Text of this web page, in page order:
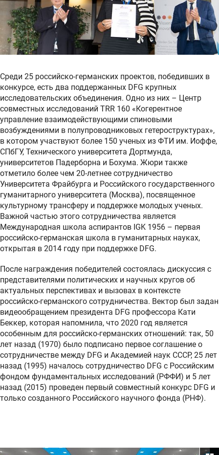
Среди 25 российско-германских проектов, победивших в
конкурсе, есть два поддержанных DFG крупных
исследовательских объединения. Одно из них – Центр
совместных исследований TRR 160 «Когерентное
управление взаимодействующими спиновыми
возбуждениями в полупроводниковых гетероструктурах»,
в котором участвуют более 150 ученых из ФТИ им. Иоффе,
СПбГУ, Технического университета Дортмунда,
университетов Падерборна и Бохума. Жюри также
отметило более чем 20-летнее сотрудничество
Университета Фрайбурга и Российского государственного
гуманитарного университета (Москва), посвященное
культурному трансферу и поддержке молодых ученых.
Важной частью этого сотрудничества является
Международная школа аспирантов IGK 1956 – первая
российско-германская школа в гуманитарных науках,
открытая в 2014 году при поддержке DFG.
После награждения победителей состоялась дискуссия с
представителями политических и научных кругов об
актуальных перспективах и вызовах в контексте
российско-германского сотрудничества. Вектор был задан
видеообращением президента DFG профессора Кати
Беккер, которая напомнила, что 2020 год является
особенным для российско-германских отношений: так, 50
лет назад (1970) было подписано первое соглашение о
сотрудничестве между DFG и Академией наук СССР, 25 лет
назад (1995) началось сотрудничество DFG с Российским
фондом фундаментальных исследований (РФФИ) и 5 лет
назад (2015) проведен первый совместный конкурс DFG и
только созданного Российского научного фонда (РНФ).